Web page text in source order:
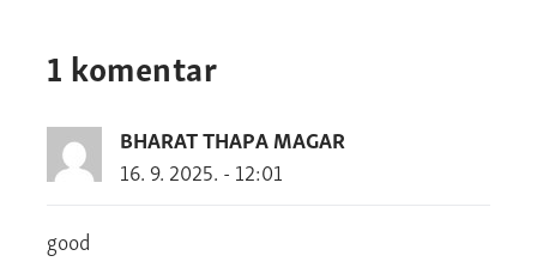
1 komentar
BHARAT THAPA MAGAR
16. 9. 2025. - 12:01
good